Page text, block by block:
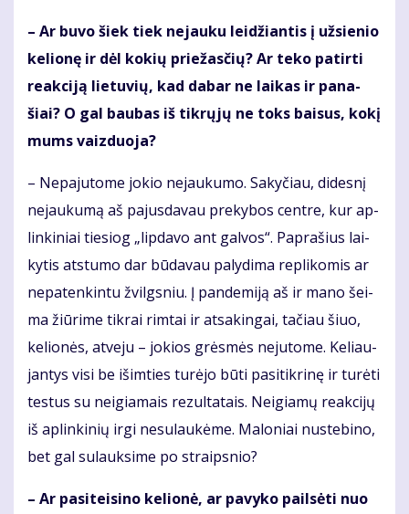
– Ar bu­vo šiek tiek ne­jau­ku lei­džian­tis į už­sie­nio
ke­lio­nę ir dėl ko­kių prie­žas­čių? Ar te­ko pa­tir­ti
re­ak­ci­ją lie­tu­vių, kad da­bar ne lai­kas ir pa­na­
šiai? O gal bau­bas iš tik­rų­jų ne toks bai­sus, ko­kį
mums vaiz­duo­ja?
– Ne­pa­ju­to­me jo­kio ne­jau­ku­mo. Sa­ky­čiau, di­des­nį
ne­jau­ku­mą aš pa­jus­da­vau pre­ky­bos cen­tre, kur ap­
lin­ki­niai tie­siog „lip­da­vo ant gal­vos“. Pa­pra­šius lai­
ky­tis at­stu­mo dar bū­da­vau pa­ly­di­ma re­pli­ko­mis ar
ne­pa­ten­kin­tu žvilgs­niu. Į pan­de­mi­ją aš ir ma­no šei­
ma žiū­ri­me tik­rai rim­tai ir at­sa­kin­gai, ta­čiau šiuo,
ke­lio­nės, at­ve­ju – jo­kios grės­mės ne­ju­to­me. Ke­liau­
jan­tys vi­si be iš­im­ties tu­rė­jo bū­ti pa­si­tik­ri­nę ir tu­rė­ti
tes­tus su ne­igia­mais re­zul­ta­tais. Ne­igia­mų re­ak­ci­jų
iš ap­lin­ki­nių ir­gi ne­su­lau­kė­me. Ma­lo­niai nu­ste­bi­no,
bet gal su­lauk­si­me po straips­nio?
– Ar pa­si­tei­si­no ke­lio­nė, ar pa­vy­ko pail­sė­ti nuo